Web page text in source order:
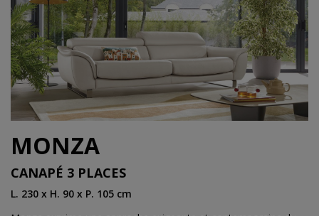
MONZA
CANAPÉ 3 PLACES
L. 230 x H. 90 x P. 105 cm